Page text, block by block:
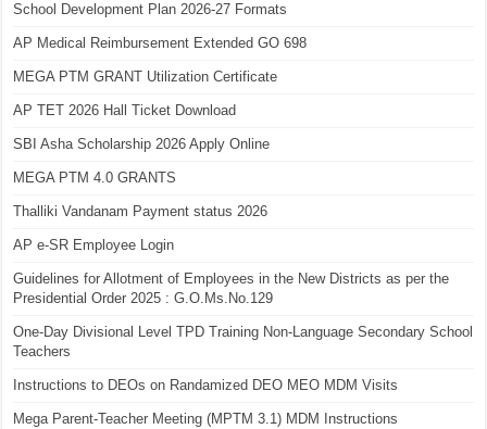
School Development Plan 2026-27 Formats
AP Medical Reimbursement Extended GO 698
MEGA PTM GRANT Utilization Certificate
AP TET 2026 Hall Ticket Download
SBI Asha Scholarship 2026 Apply Online
MEGA PTM 4.0 GRANTS
Thalliki Vandanam Payment status 2026
AP e-SR Employee Login
Guidelines for Allotment of Employees in the New Districts as per the
Presidential Order 2025 : G.O.Ms.No.129
One-Day Divisional Level TPD Training Non-Language Secondary School
Teachers
Instructions to DEOs on Randamized DEO MEO MDM Visits
Mega Parent-Teacher Meeting (MPTM 3.1) MDM Instructions